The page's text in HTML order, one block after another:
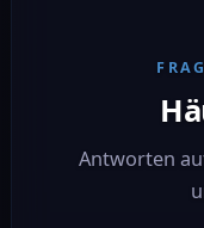
Antworten